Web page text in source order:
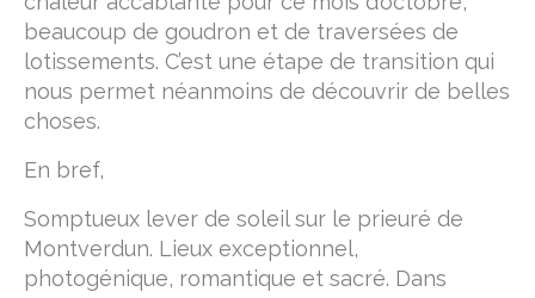
sur le chemin de Rome
via Francigena
Via Lugdunum
Via Podiensis
Vallée du Célé
beaucoup de goudron et de traversées de
lotissements. C’est une étape de transition qui
nous permet néanmoins de découvrir de belles
choses.
En bref,
Somptueux lever de soleil sur le prieuré de
Montverdun. Lieux exceptionnel,
photogénique, romantique et sacré. Dans